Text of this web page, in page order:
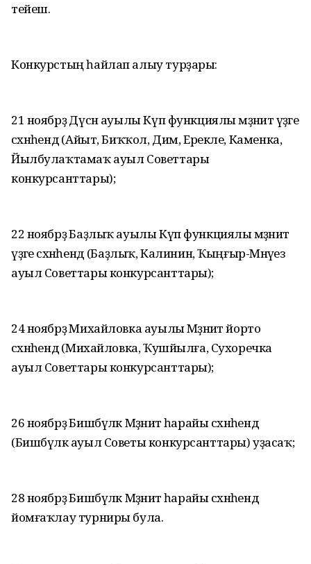
тейеш.
Конкурстың һайлап алыу турҙары:
21 ноябрҙә Дүсән ауылы Күп функциялы мәҙәниәт үҙәге
сәхнәһендә (Айыт, Биҡҡол, Дим, Ерекле, Каменка,
Йылбулаҡтамаҡ ауыл Советтары
конкурсанттары);
22 ноябрҙә Баҙлыҡ ауылы Күп функциялы мәҙәниәт
үҙәге сәхнәһендә (Баҙлыҡ, Калинин, Ҡыңғыр-Мәнәүез
ауыл Советтары конкурсанттары);
24 ноябрҙә Михайловка ауылы Мәҙәниәт йорто
сәхнәһендә (Михайловка, Ҡушйылға, Сухоречка
ауыл Советтары конкурсанттары);
26 ноябрҙә Бишбүләк Мәҙәниәт һарайы сәхнәһендә
(Бишбүләк ауыл Советы конкурсанттары) уҙасаҡ;
28 ноябрҙә Бишбүләк Мәҙәниәт һарайы сәхнәһендә
йомғаҡлау турниры була.